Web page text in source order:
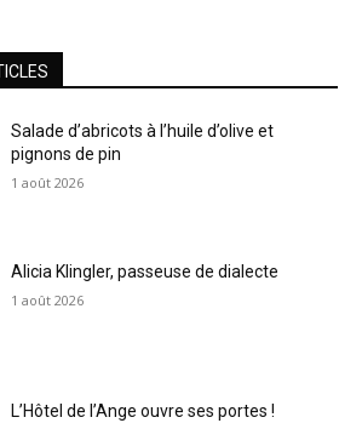
Salade d’abricots à l’huile d’olive et
pignons de pin
1 août 2026
Alicia Klingler, passeuse de dialecte
1 août 2026
L’Hôtel de l’Ange ouvre ses portes !